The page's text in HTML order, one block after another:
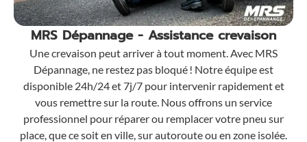
MRS Dépannage - Assistance crevaison
Une crevaison peut arriver à tout moment. Avec MRS
Dépannage, ne restez pas bloqué ! Notre équipe est
disponible 24h/24 et 7j/7 pour intervenir rapidement et
vous remettre sur la route. Nous offrons un service
professionnel pour réparer ou remplacer votre pneu sur
place, que ce soit en ville, sur autoroute ou en zone isolée.